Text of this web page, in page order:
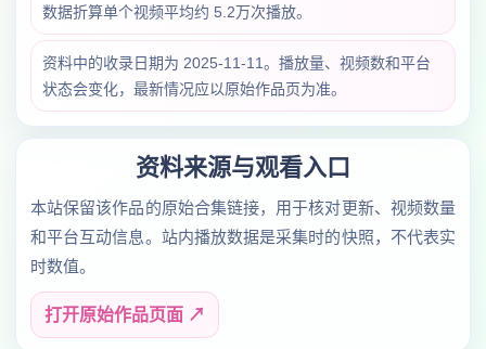
数据折算单个视频平均约 5.2万次播放。
资料中的收录日期为 2025-11-11。播放量、视频数和平台
状态会变化，最新情况应以原始作品页为准。
资料来源与观看入口
本站保留该作品的原始合集链接，用于核对更新、视频数量
和平台互动信息。站内播放数据是采集时的快照，不代表实
时数值。
打开原始作品页面 ↗